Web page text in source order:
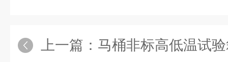
上一篇： 马桶非标高低温试